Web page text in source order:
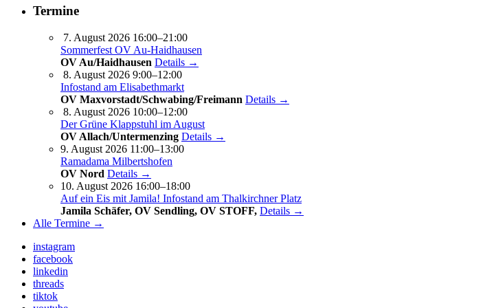
Termine
7. August 2026 16:00–21:00
Sommerfest OV Au-Haidhausen
OV Au/Haidhausen Details →
8. August 2026 9:00–12:00
Infostand am Elisabethmarkt
OV Maxvorstadt/Schwabing/Freimann Details →
8. August 2026 10:00–12:00
Der Grüne Klappstuhl im August
OV Allach/Untermenzing Details →
9. August 2026 11:00–13:00
Ramadama Milbertshofen
OV Nord Details →
10. August 2026 16:00–18:00
Auf ein Eis mit Jamila! Infostand am Thalkirchner Platz
Jamila Schäfer, OV Sendling, OV STOFF, Details →
Alle Termine →
instagram
facebook
linkedin
threads
tiktok